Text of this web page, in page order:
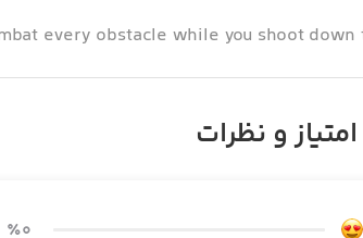
every obstacle while you shoot
your gun inventory and shoot your way
امتیاز و نظرات
٪0